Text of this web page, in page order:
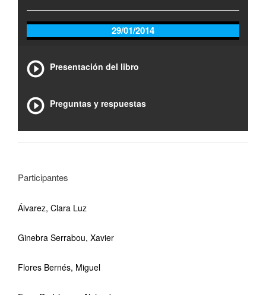
29/01/2014
Presentación del libro
Preguntas y respuestas
Participantes
Álvarez, Clara Luz
Ginebra Serrabou, Xavier
Flores Bernés, Miguel